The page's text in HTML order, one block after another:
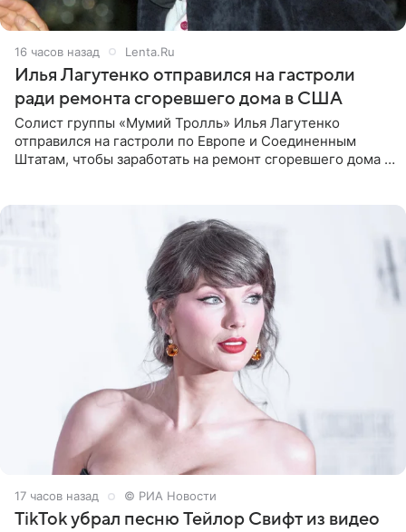
16 часов назад Lenta.Ru
Илья Лагутенко отправился на гастроли
ради ремонта сгоревшего дома в США
Солист группы «Мумий Тролль» Илья Лагутенко
отправился на гастроли по Европе и Соединенным
Штатам, чтобы заработать на ремонт сгоревшего дома в
17 часов назад © РИА Новости
TikTok убрал песню Тейлор Свифт из видео